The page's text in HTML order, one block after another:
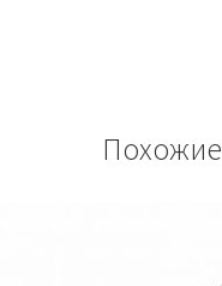
Похожие